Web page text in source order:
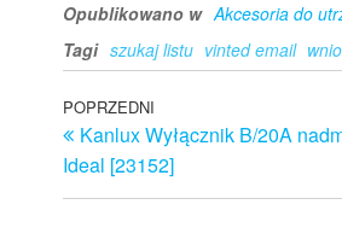
Opublikowano w Akcesoria do
Tagi szukaj listu vinted email
Nawigacja
wpisu
Poprzedni
wpis
POPRZEDNI
Kanlux Wyłącznik B/20A
Ideal [23152]